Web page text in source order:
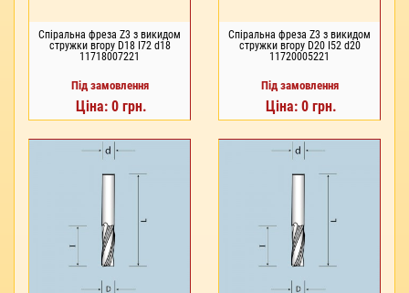
Спіральна фреза Z3 з викидом
стружки вгору D18 I72 d18
11718007221
Під замовлення
Ціна: 0 грн.
Спіральна фреза Z3 з викидом
стружки вгору D20 I52 d20
11720005221
Під замовлення
Ціна: 0 грн.